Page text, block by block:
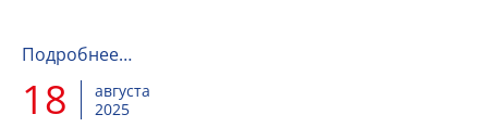
Подробнее…
18
августа
2025